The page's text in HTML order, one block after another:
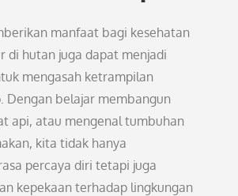
manfaat bagi kesehatan
di hutan juga dapat menjadi
mengasah ketrampilan
Dengan belajar membangun
api, atau mengenal tumbuhan
kita tidak hanya
percaya diri tetapi juga
kepekaan terhadap lingkungan